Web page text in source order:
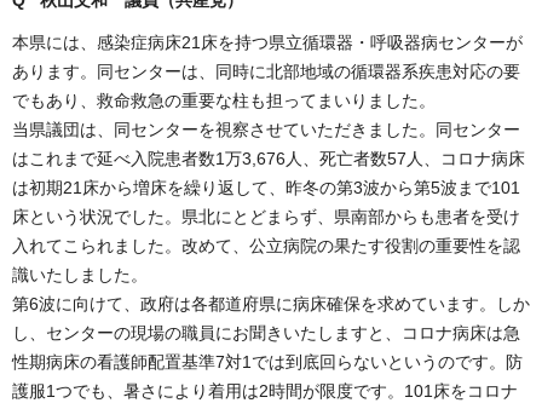
本県には、感染症病床21床を持つ県立循環器・呼吸器病センターが
あります。同センターは、同時に北部地域の循環器系疾患対応の要
でもあり、救命救急の重要な柱も担ってまいりました。
当県議団は、同センターを視察させていただきました。同センター
はこれまで延べ入院患者数1万3,676人、死亡者数57人、コロナ病床
は初期21床から増床を繰り返して、昨冬の第3波から第5波まで101
床という状況でした。県北にとどまらず、県南部からも患者を受け
入れてこられました。改めて、公立病院の果たす役割の重要性を認
識いたしました。
第6波に向けて、政府は各都道府県に病床確保を求めています。しか
し、センターの現場の職員にお聞きいたしますと、コロナ病床は急
性期病床の看護師配置基準7対1では到底回らないというのです。防
護服1つでも、暑さにより着用は2時間が限度です。101床をコロナ